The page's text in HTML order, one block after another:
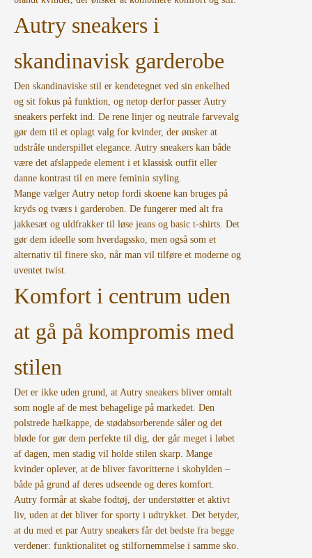
Autry sneakers i
skandinavisk garderobe
Den skandinaviske stil er kendetegnet ved sin enkelhed
og sit fokus på funktion, og netop derfor passer Autry
sneakers perfekt ind. De rene linjer og neutrale farvevalg
gør dem til et oplagt valg for kvinder, der ønsker at
udstråle underspillet elegance. Autry sneakers kan både
være det afslappede element i et klassisk outfit eller
danne kontrast til en mere feminin styling.
Mange vælger Autry netop fordi skoene kan bruges på
kryds og tværs i garderoben. De fungerer med alt fra
jakkesæt og uldfrakker til løse jeans og basic t-shirts. Det
gør dem ideelle som hverdagssko, men også som et
alternativ til finere sko, når man vil tilføre et moderne og
uventet twist.
Komfort i centrum uden
at gå på kompromis med
stilen
Det er ikke uden grund, at Autry sneakers bliver omtalt
som nogle af de mest behagelige på markedet. Den
polstrede hælkappe, de stødabsorberende såler og det
bløde for gør dem perfekte til dig, der går meget i løbet
af dagen, men stadig vil holde stilen skarp. Mange
kvinder oplever, at de bliver favoritterne i skohylden –
både på grund af deres udseende og deres komfort.
Autry formår at skabe fodtøj, der understøtter et aktivt
liv, uden at det bliver for sporty i udtrykket. Det betyder,
at du med et par Autry sneakers får det bedste fra begge
verdener: funktionalitet og stilfornemmelse i samme sko.